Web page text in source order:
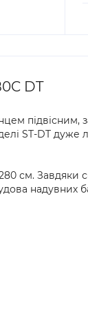
DT
ST-DT дуже
см. Завдяки
надувних